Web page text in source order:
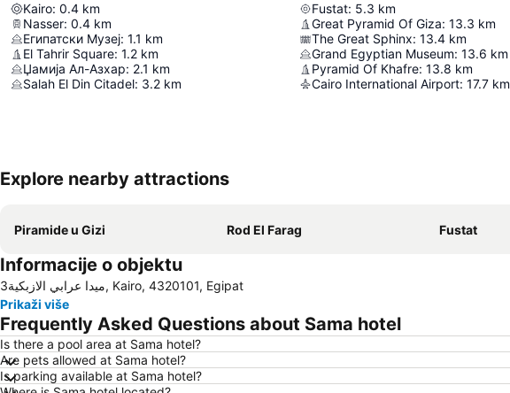
Kairo: 0.4 km
Nasser: 0.4 km
Египатски Музеј: 1.1 km
El Tahrir Square: 1.2 km
Џамија Ал-Азхар: 2.1 km
Salah El Din Citadel: 3.2 km
Fustat: 5.3 km
Great Pyramid Of Giza: 13.3 km
The Great Sphinx: 13.4 km
Grand Egyptian Museum: 13.6 km
Pyramid Of Khafre: 13.8 km
Cairo International Airport: 17.7 km
Explore nearby attractions
Piramide u Gizi Rod El Farag Fustat
Informacije o objektu
3ميدا عرابي الازبكية, Kairo, 4320101, Egipat
Prikaži više
Frequently Asked Questions about Sama hotel
Is there a pool area at Sama hotel?
Are pets allowed at Sama hotel?
Is parking available at Sama hotel?